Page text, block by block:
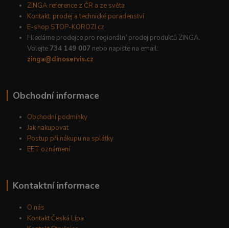
ZINGA reference z ČR a ze světa
Kontakt: prodej a technické poradenství
E-shop STOP-KOROZI.cz
Hledáme prodejce pro regionální prodej produktů ZINGA.
Volejte 734 149 007 nebo napište na email:
zinga@dinoservis.cz
Obchodní informace
Obchodní podmínky
Jak nakupovat
Postup při nákupu na splátky
EET oznámení
Kontaktní informace
O nás
Kontakt Česká Lípa